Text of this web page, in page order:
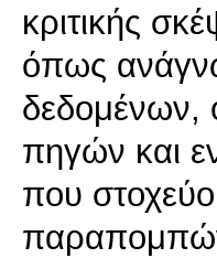
κριτικής
όπως
δεδομένων,
πηγών και
που